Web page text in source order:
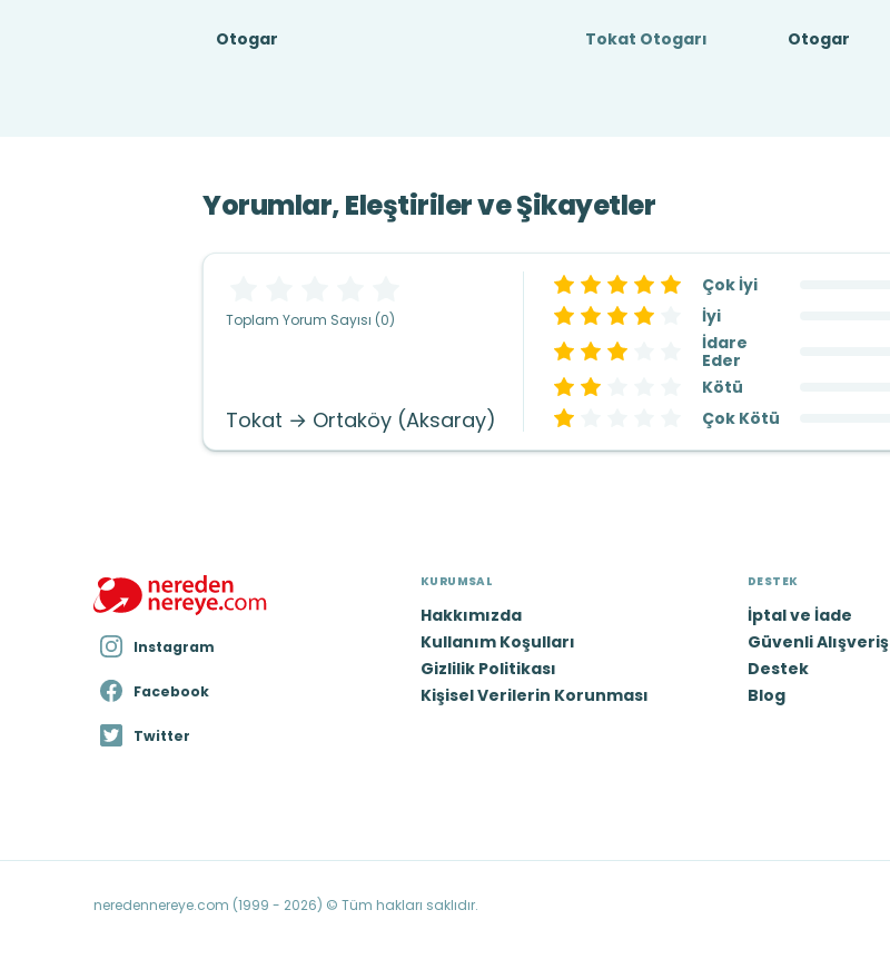
Otogar Tokat Otogarı Otogar
Yorumlar, Eleştiriler ve Şikayetler
Toplam Yorum Sayısı (0)
Tokat → Ortaköy (Aksaray)
Çok İyi
İyi
İdare
Eder
Kötü
Çok Kötü
Instagram
Facebook
Twitter
KURUMSAL
Hakkımızda
Kullanım Koşulları
Gizlilik Politikası
Kişisel Verilerin Korunması
DESTEK
İptal ve İade
Güvenli Alışveriş
Destek
Blog
neredennereye.com (1999 - 2026) © Tüm hakları saklıdır.